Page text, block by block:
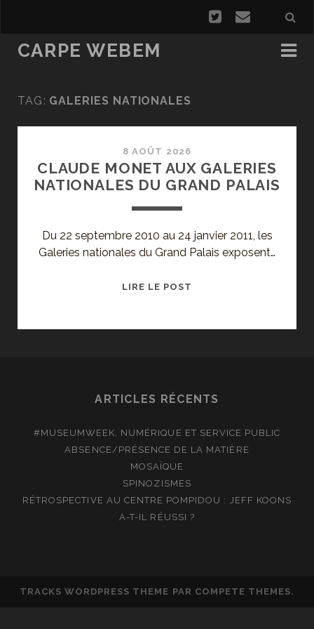
CARPE WEBEM
TAG: GALERIES NATIONALES
8 AOÛT 2026
CLAUDE MONET AUX GALERIES
NATIONALES DU GRAND PALAIS
Du 22 septembre 2010 au 24 janvier 2011, les
Galeries nationales du Grand Palais exposent…
LIRE LE POST
PALAIS
ARTICLES RÉCENTS
#MUSEUMWEEK, NUMÉRIQUE ET SERVICE PUBLIC
ABSENCE/PRÉSENCE DE LA MATIÈRE
MOSAÏQUE
SPINOZISMES
RÉTROSPECTIVE AU CENTRE POMPIDOU : JEFF KOONS
A-T-IL RÉUSSI ?
TRACKS WORDPRESS THEME PAR COMPETE THEMES.